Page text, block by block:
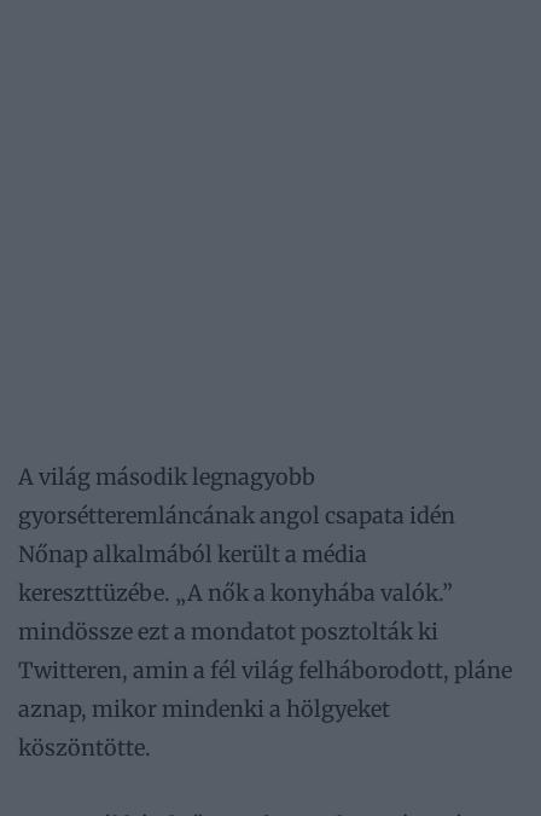
A világ második legnagyobb
gyorsétteremláncának angol csapata idén
Nőnap alkalmából került a média
kereszttüzébe. „A nők a konyhába valók.”
mindössze ezt a mondatot posztolták ki
Twitteren, amin a fél világ felháborodott, pláne
aznap, mikor mindenki a hölgyeket
köszöntötte.